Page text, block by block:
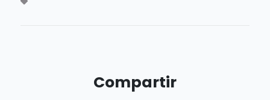
Compartir